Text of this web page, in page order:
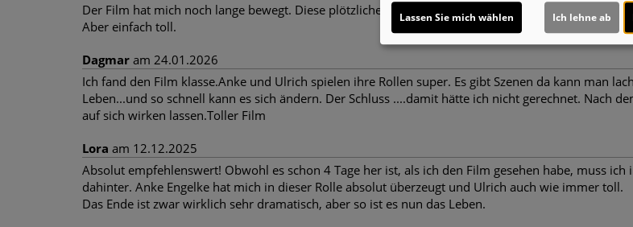
Der Film hat mich noch lange bewegt. Diese plötzliche Veränderung im Leben kann uns Alle
Aber einfach toll.
Dagmar am 24.01.2026
Ich fand den Film klasse.Anke und Ulrich spielen ihre Rollen super. Es gibt Szenen da kann man
Leben...und so schnell kann es sich ändern. Der Schluss ....damit hätte ich nicht gerechnet. Nach
auf sich wirken lassen.Toller Film
Lora am 12.12.2025
Absolut empfehlenswert! Obwohl es schon 4 Tage her ist, als ich den Film gesehen habe, muss
dahinter. Anke Engelke hat mich in dieser Rolle absolut überzeugt und Ulrich auch wie immer toll.
Das Ende ist zwar wirklich sehr dramatisch, aber so ist es nun das Leben.
Lassen Sie mich wählen Ich lehne ab